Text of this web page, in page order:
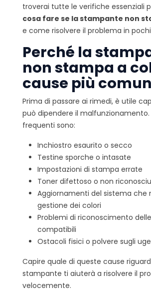
troverai tutte le verifiche essenziali
cosa fare se la stampante non
e come risolvere il problema in
Perché la
non stampa a
cause più
Prima di passare ai rimedi, è utile
può dipendere il malfunzionamento.
frequenti sono:
Inchiostro esaurito o secco
Testine sporche o intasate
Impostazioni di stampa errate
Toner difettoso o non
Aggiornamenti del sistema che
gestione dei colori
Problemi di riconoscimento
compatibili
Ostacoli fisici o polvere sugli
Capire quale di queste cause
stampante ti aiuterà a risolvere il
velocemente.